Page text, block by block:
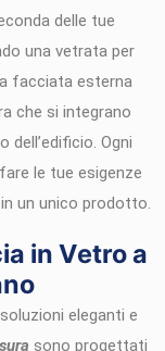
delle tue
una vetrata per
facciata esterna
che si integrano
Ogni
le tue esigenze
un unico prodotto.
in Vetro a
eleganti e
sono progettati